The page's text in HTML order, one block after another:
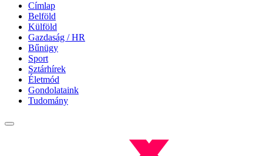
Címlap
Belföld
Külföld
Gazdaság / HR
Bűnügy
Sport
Sztárhírek
Életmód
Gondolataink
Tudomány